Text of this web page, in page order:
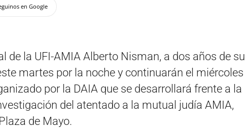
en Google
de la UFI-AMIA Alberto Nisman, a dos años de su
martes por la noche y continuarán el miércoles
por la DAIA que se desarrollará frente a la
del atentado a la mutual judía AMIA,
de Mayo.